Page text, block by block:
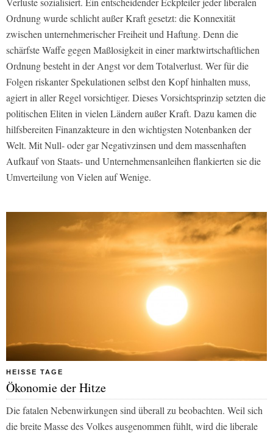
Ordnung wurde schlicht außer Kraft gesetzt: die Konnexität
zwischen unternehmerischer Freiheit und Haftung. Denn die
schärfste Waffe gegen Maßlosigkeit in einer marktwirtschaftlichen
Ordnung besteht in der Angst vor dem Totalverlust. Wer für die
Folgen riskanter Spekulationen selbst den Kopf hinhalten muss,
agiert in aller Regel vorsichtiger. Dieses Vorsichtsprinzip setzten die
politischen Eliten in vielen Ländern außer Kraft. Dazu kamen die
hilfsbereiten Finanzakteure in den wichtigsten Notenbanken der
Welt. Mit Null- oder gar Negativzinsen und dem massenhaften
Aufkauf von Staats- und Unternehmensanleihen flankierten sie die
Umverteilung von Vielen auf Wenige.
HEISSE TAGE
Ökonomie der Hitze
Die fatalen Nebenwirkungen sind überall zu beobachten. Weil sich
die breite Masse des Volkes ausgenommen fühlt, wird die liberale